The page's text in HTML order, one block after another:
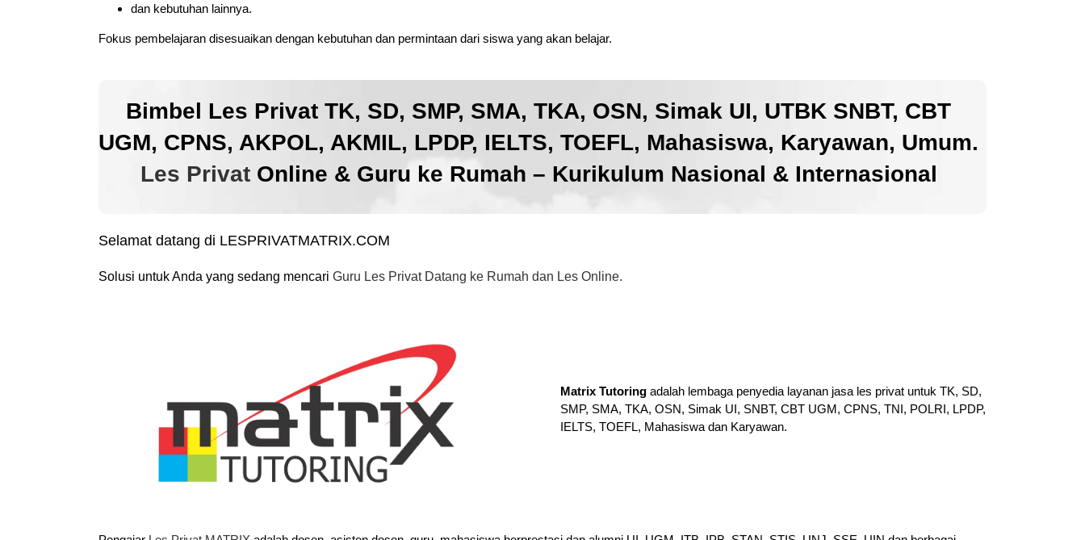
dan kebutuhan lainnya.
Fokus pembelajaran disesuaikan dengan kebutuhan dan permintaan dari siswa yang akan belajar.
Bimbel Les Privat TK, SD, SMP, SMA, TKA, OSN, Simak UI, UTBK SNBT, CBT
UGM, CPNS, AKPOL, AKMIL, LPDP, IELTS, TOEFL, Mahasiswa, Karyawan, Umum.
Les PrivatOnline & Guru ke Rumah – Kurikulum Nasional & Internasional
Selamat datang di LESPRIVATMATRIX.COM
Solusi untuk Anda yang sedang mencari Guru Les Privat Datang ke Rumah dan Les Online.
Matrix Tutoring adalah lembaga penyedia layanan jasa les privat untuk TK, SD,
SMP, SMA, TKA, OSN, Simak UI, SNBT, CBT UGM, CPNS, TNI, POLRI, LPDP,
IELTS, TOEFL, Mahasiswa dan Karyawan.